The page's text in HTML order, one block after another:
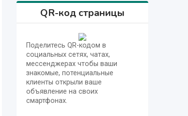
QR-код страницы
Поделитесь QR-кодом в
социальных сетях, чатах,
мессенджерах чтобы ваши
знакомые, потенциальные
клиенты открыли ваше
объявление на своих
смартфонах.